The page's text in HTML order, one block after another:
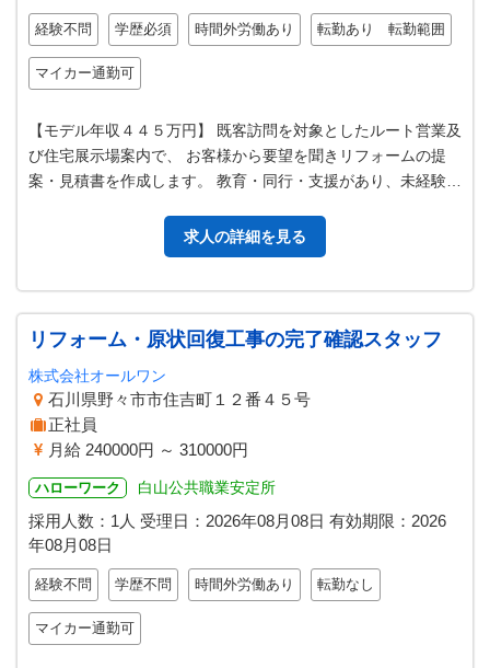
経験不問 学歴必須 時間外労働あり 転勤あり 転勤範囲
マイカー通勤可
【モデル年収４４５万円】 既客訪問を対象としたルート営業及
び住宅展示場案内で、 お客様から要望を聞きリフォームの提
案・見積書を作成します。 教育・同行・支援があり、未経験者
求人の詳細を見る
リフォーム・原状回復工事の完了確認スタッフ
株式会社オールワン
石川県野々市市住吉町１２番４５号
正社員
月給 240000円 ～ 310000円
ハローワーク 白山公共職業安定所
採用人数：1人 受理日： 2026年08月08日 有効期限： 2026
年08月08日
経験不問 学歴不問 時間外労働あり 転勤なし
マイカー通勤可